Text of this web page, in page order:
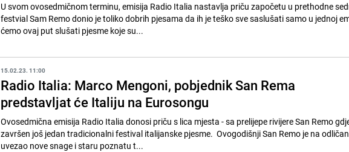
U svom ovosedmičnom terminu, emisija Radio Italia nastavlja priču započetu u prethodne
festvial Sam Remo donio je toliko dobrih pjesama da ih je teško sve saslušati samo u jednoj
ćemo ovaj put slušati pjesme koje su...
15.02.23. 11:00
Radio Italia: Marco Mengoni, pobjednik San Rema
predstavljat će Italiju na Eurosongu
Ovosedmična emisija Radio Italia donosi priču s lica mjesta - sa prelijepe rivijere San Remo
završen još jedan tradicionalni festival italijanske pjesme. Ovogodišnji San Remo je na
uvezao nove snage i staru poznatu t...